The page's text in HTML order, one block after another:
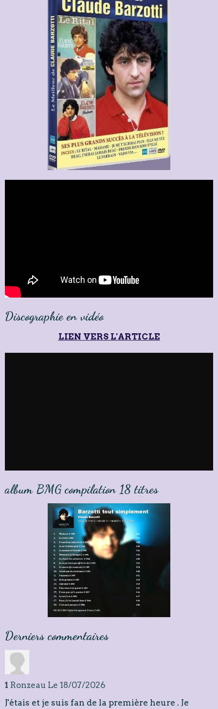
Discographie en vidéo
LIEN VERS L'ARTICLE
album BMG compilation 18 titres
Derniers commentaires
1 Ronzeau Le 18/07/2026
J'étais et je suis fan de la première heure . Je